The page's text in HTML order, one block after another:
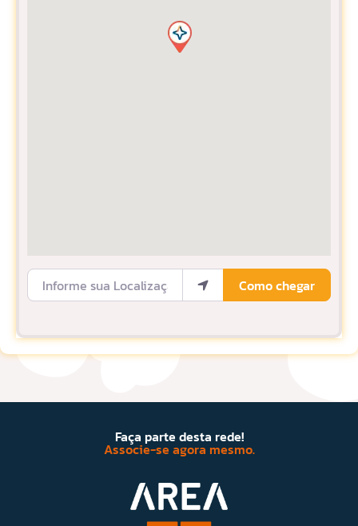
Informe sua Localização
Como chegar
Faça parte desta rede!
Associe-se agora mesmo.